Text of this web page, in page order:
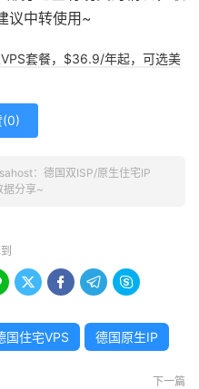
议中转使用~
套餐，$36.9/年起，可选美
(0)
：德国双ISP/原生住宅IP
据分享~
   
国住宅VPS 德国原生IP
下一篇